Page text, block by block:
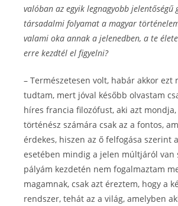
valóban az egyik legnagyobb jelentőségű
társadalmi folyamat a magyar
valami oka annak a jelenedben, a te
erre kezdtél el figyelni?
– Természetesen volt, habár akkor ezt
tudtam, mert jóval később olvastam
híres francia filozófust, aki azt mondja,
történész számára csak az a fontos,
érdekes, hiszen az ő felfogása szerint
esetében mindig a jelen múltjáról van
pályám kezdetén nem fogalmaztam
magamnak, csak azt éreztem, hogy a
rendszer, tehát az a világ, amelyben